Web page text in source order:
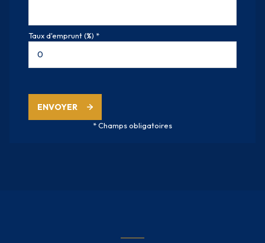
Taux d'emprunt (%) *
ENVOYER
* Champs obligatoires